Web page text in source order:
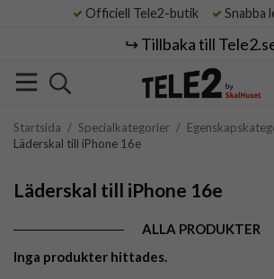
Officiell Tele2-butik Snabba
↪️ Tillbaka till
Startsida / Specialkategorier /
Läderskal till iPhone 16e
Läderskal till iPhone 16e
ALLA PRODUKTER
Inga produkter hittades.